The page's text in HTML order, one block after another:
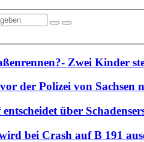
Zwei Kinder
der Polizei von
über
bei Crash auf B 191